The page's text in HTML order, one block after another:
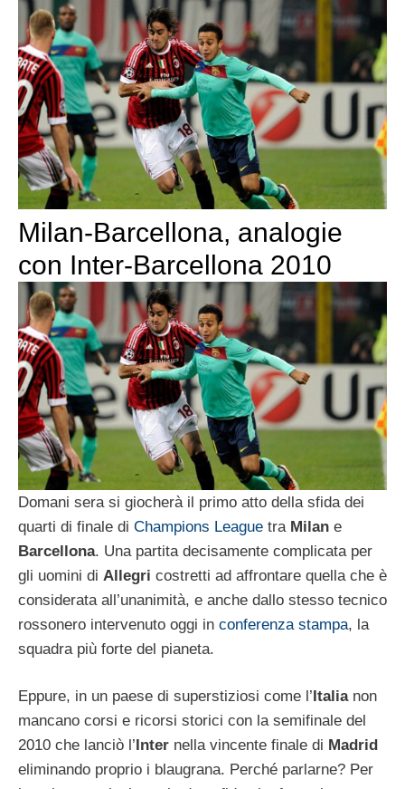
Milan-Barcellona, analogie
con Inter-Barcellona 2010
Domani sera si giocherà il primo atto della sfida dei
quarti di finale di Champions League tra Milan e
Barcellona. Una partita decisamente complicata per
gli uomini di Allegri costretti ad affrontare quella che è
considerata all’unanimità, e anche dallo stesso tecnico
rossonero intervenuto oggi in conferenza stampa, la
squadra più forte del pianeta.
Eppure, in un paese di superstiziosi come l’Italianon
mancano corsi e ricorsi storici con la semifinale del
2010 che lanciò l’Inter nella vincente finale di Madrid
eliminando proprio i blaugrana. Perché parlarne? Per